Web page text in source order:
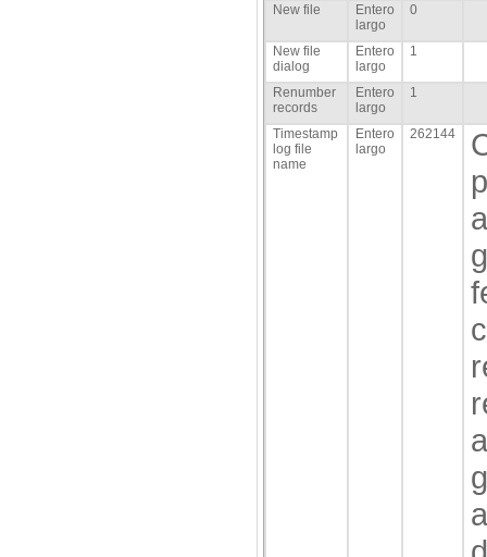
New file
Entero
largo
0
New file
dialog
Entero
largo
1
Renumber
records
Entero
largo
1
Timestamp
log file
name
Entero
largo
262144